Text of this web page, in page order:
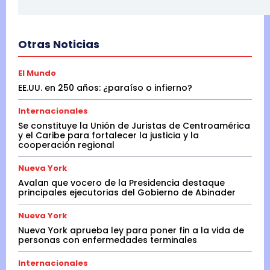
Otras Noticias
El Mundo
EE.UU. en 250 años: ¿paraíso o infierno?
Internacionales
Se constituye la Unión de Juristas de Centroamérica
y el Caribe para fortalecer la justicia y la
cooperación regional
Nueva York
Avalan que vocero de la Presidencia destaque
principales ejecutorias del Gobierno de Abinader
Nueva York
Nueva York aprueba ley para poner fin a la vida de
personas con enfermedades terminales
Internacionales